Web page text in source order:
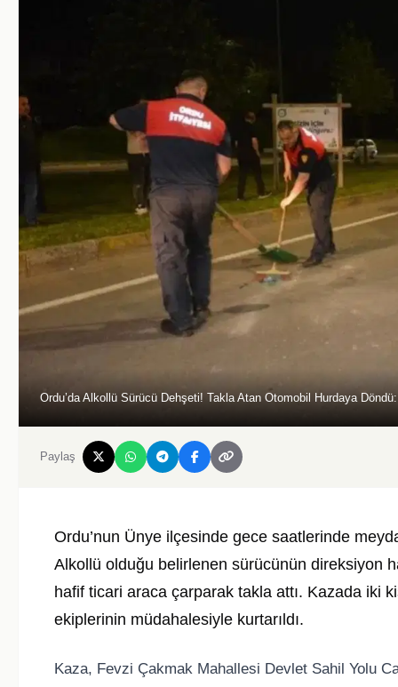
Ordu’da Alkollü Sürücü Dehşeti! Takla Atan Otomobil Hurdaya Döndü:
Paylaş
Ordu’nun Ünye ilçesinde gece saatlerinde
Alkollü olduğu belirlenen sürücünün direksiyon
hafif ticari araca çarparak takla attı. Kazada iki
ekiplerinin müdahalesiyle kurtarıldı.
Kaza, Fevzi Çakmak Mahallesi Devlet Sahil Yolu